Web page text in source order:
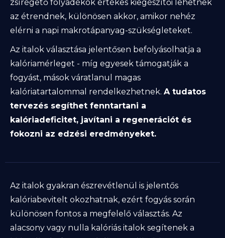
zsírégető folyadékok értékes kiegészítői lehetnek
az étrendnek, különösen akkor, amikor nehéz
elérni a napi makrotápanyag-szükségleteket.
Az italok választása jelentősen befolyásolhatja a
kalóriamérleget - míg egyesek támogatják a
fogyást, mások váratlanul magas
kalóriatartalommal rendelkezhetnek. A tudatos
tervezés segíthet fenntartani a
kalóriadeficitet, javítani a regenerációt és
fokozni az edzési eredményeket.
Az italok gyakran észrevétlenül is jelentős
kalóriabevitelt okozhatnak, ezért fogyás során
különösen fontos a megfelelő választás. Az
alacsony vagy nulla kalóriás italok segítenek a